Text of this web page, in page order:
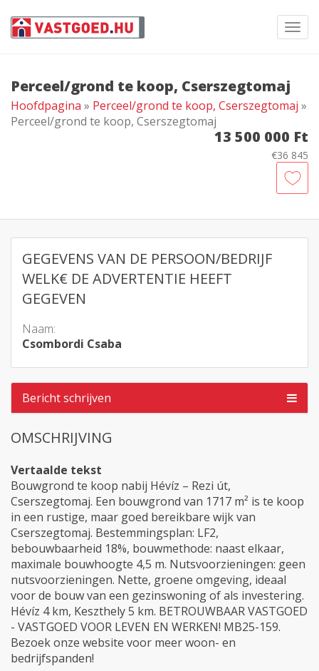
Perceel/grond te koop, Cserszegtomaj
Hoofdpagina » Perceel/grond te koop, Cserszegtomaj »
Perceel/grond te koop, Cserszegtomaj
13 500 000 Ft
€36 845
GEGEVENS VAN DE PERSOON/BEDRIJF
WELK€ DE ADVERTENTIE HEEFT
GEGEVEN
Naam:
Csombordi Csaba
Bericht schrijven
OMSCHRIJVING
Vertaalde tekst
Bouwgrond te koop nabij Hévíz – Rezi út,
Cserszegtomaj. Een bouwgrond van 1717 m² is te koop
in een rustige, maar goed bereikbare wijk van
Cserszegtomaj. Bestemmingsplan: LF2,
bebouwbaarheid 18%, bouwmethode: naast elkaar,
maximale bouwhoogte 4,5 m. Nutsvoorzieningen: geen
nutsvoorzieningen. Nette, groene omgeving, ideaal
voor de bouw van een gezinswoning of als investering.
Hévíz 4 km, Keszthely 5 km. BETROUWBAAR VASTGOED
- VASTGOED VOOR LEVEN EN WERKEN! MB25-159.
Bezoek onze website voor meer woon- en
bedrijfspanden!